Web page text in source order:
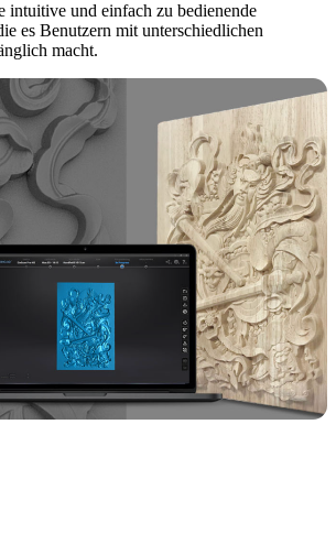
intuitive und einfach zu bedienende
es Benutzern mit unterschiedlichen
macht.